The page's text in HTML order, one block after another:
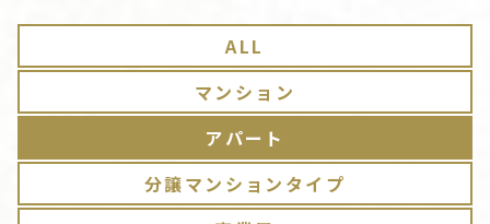
ALL
マンション
アパート
分譲マンションタイプ